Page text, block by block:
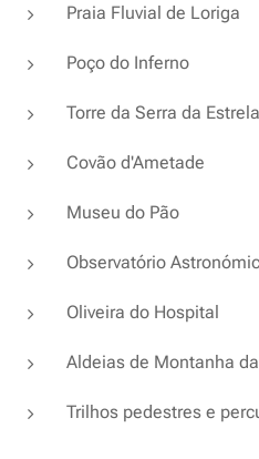
Praia Fluvial de Loriga
Poço do Inferno
Torre da Serra da Estrela
Covão d'Ametade
Museu do Pão
Observatório
Oliveira do Hospital
Aldeias de Montanha
Trilhos pedestres e